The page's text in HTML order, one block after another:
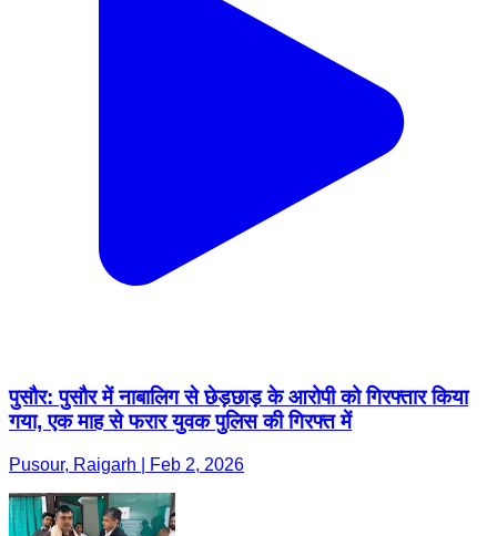
पुसौर: पुसौर में नाबालिग से छेड़छाड़ के आरोपी को गिरफ्तार किया
गया, एक माह से फरार युवक पुलिस की गिरफ्त में
Pusour, Raigarh | Feb 2, 2026